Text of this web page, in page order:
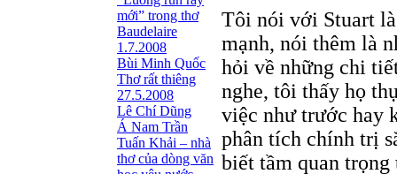
mới” trong thơ
Baudelaire
1.7.2008
Bùi Minh Quốc
Thơ rất thiêng
27.5.2008
Lê Chí Dũng
Á Nam Trần
Tuấn Khải – nhà
thơ của dòng văn
Tôi nói với Stuart
mạnh, nói thêm là
hỏi về những chi
nghe, tôi thấy họ
việc như trước hay
phân tích chính trị
biết tầm quan trọng